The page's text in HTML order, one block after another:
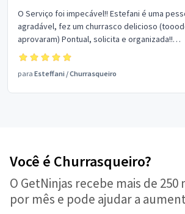
O Serviço foi impecável!! Estefani é uma
agradável, fez um churrasco delicioso
aprovaram) Pontual, solicita e organizada!!
Recomento muito, aquele tipo de profissional
realmente tira as preocupações com as
festa da nossa cabeça!!
para Esteffani /Churrasqueiro
Você é Churrasqueiro?
O GetNinjas recebe mais de
por mês e pode ajudar a